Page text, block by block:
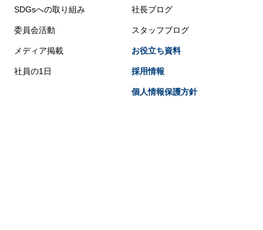
SDGsへの取り組み
委員会活動
メディア掲載
社員の1日
社長ブログ
スタッフブログ
お役立ち資料
採用情報
個人情報保護方針